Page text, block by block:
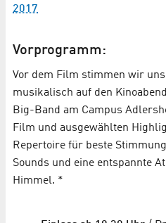
2017
Vorprogramm:
Vor dem Film stimmen wir
musikalisch auf den
Big-Band am Campus
Film und ausgewählten
Repertoire für beste
Sounds und eine entspannte
Himmel. *